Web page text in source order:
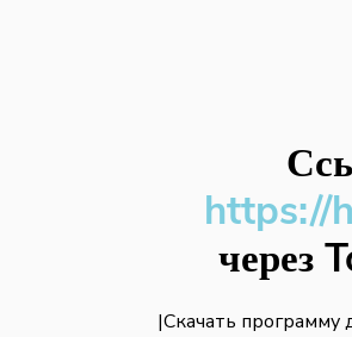
https://
через
|Скачать программу